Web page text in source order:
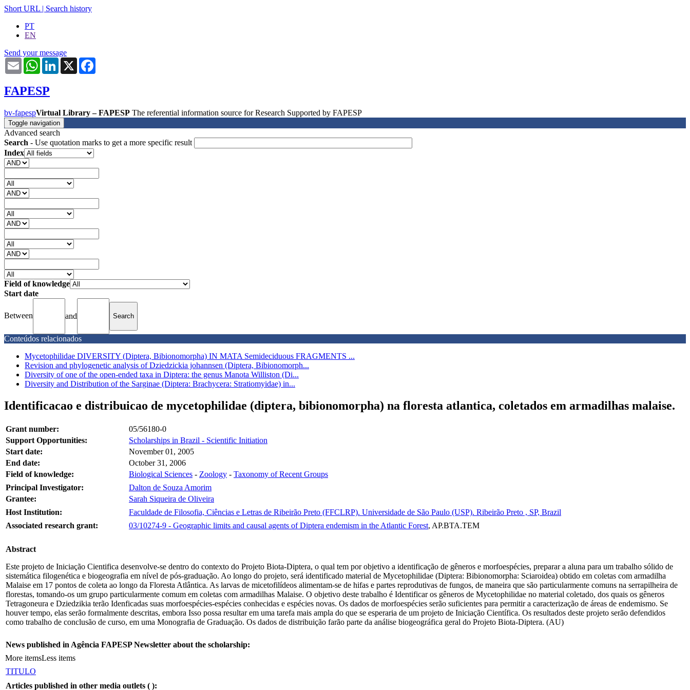
Short URL | Search history
PT
EN
Send your message
Email WhatsAppLinkedIn
X
FAPESP
bv-fapespVirtual Library – FAPESP The referential information source for Research Supported by FAPESP
Toggle navigation
Advanced search
Search - Use quotation marks to get a more specific result
Index
Field of knowledge
Start date
Between and
Conteúdos relacionados
Mycetophilidae DIVERSITY (Diptera, Bibionomorpha) IN MATA Semideciduous FRAGMENTS ...
Revision and phylogenetic analysis of Dziedzickia johannsen (Diptera, Bibionomorph...
Diversity of one of the open-ended taxa in Diptera: the genus Manota Williston (Di...
Diversity and Distribution of the Sarginae (Diptera: Brachycera: Stratiomyidae) in...
Identificacao e distribuicao de mycetophilidae (diptera, bibionomorpha) na floresta atlantica, coletados em armadilhas malaise.
Grant number:
05/56180-0
Support Opportunities:
Scholarships in Brazil - Scientific Initiation
Start date:
November 01, 2005
End date:
October 31, 2006
Field of knowledge:
Biological Sciences - Zoology - Taxonomy of Recent Groups
Principal Investigator:
Dalton de Souza Amorim
Grantee:
Sarah Siqueira de Oliveira
Host Institution:
Faculdade de Filosofia, Ciências e Letras de Ribeirão Preto (FFCLRP). Universidade de São Paulo (USP). Ribeirão Preto , SP, Brazil
Associated research grant:
03/10274-9 - Geographic limits and causal agents of Diptera endemism in the Atlantic Forest, AP.BTA.TEM
Abstract
Este projeto de Iniciação Cientifica desenvolve-se dentro do contexto do Projeto Biota-Diptera, o qual tem por objetivo a identificação de gêneros e morfoespécies, preparar a aluna para um trabalho sólido de
sistemática filogenética e biogeografia em nível de pós-graduação. Ao longo do projeto, será identificado material de Mycetophilidae (Diptera: Bibionomorpha: Sciaroidea) obtido em coletas com armadilha
Malaise em 17 pontos de coleta ao longo da Floresta Atlântica. As larvas de micetofilídeos alimentam-se de hifas e partes reprodutivas de fungos, de maneira que são particularmente comuns na serrapilheira de
florestas, tomando-os um grupo particularmente comum em coletas com armadilhas Malaise. O objetivo deste trabalho é Identificar os gêneros de Mycetophilidae no material coletado, dos quais os gêneros
Tetragoneura e Dziedzikia terão Idenficadas suas morfoespécies-espécies conhecidas e espécies novas. Os dados de morfoespécies serão suficientes para permitir a caracterização de áreas de endemismo. Se
houver tempo, elas serão formalmente descritas, embora Isso possa resultar em uma tarefa mais ampla do que se esperaria de um projeto de Iniciação Científica. Os resultados deste projeto serão defendidos
como trabalho de conclusão de curso, em uma Monografia de Graduação. Os dados de distribuição farão parte da análise biogeográfica geral do Projeto Biota-Diptera. (AU)
News published in Agência FAPESP Newsletter about the scholarship:
More itemsLess items
TITULO
Articles published in other media outlets ( ):